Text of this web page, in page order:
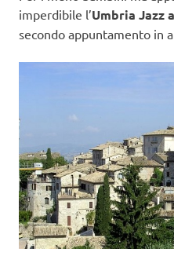
imperdibile l’Umbria Jazz
secondo appuntamento in